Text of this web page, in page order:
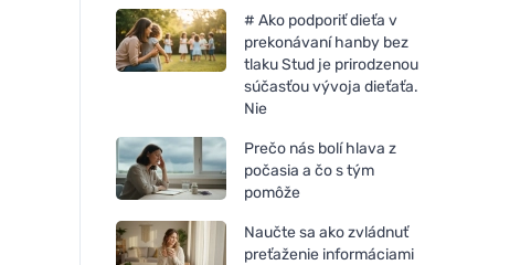
# Ako podporiť dieťa v
prekonávaní hanby bez
tlaku Stud je prirodzenou
súčasťou vývoja dieťaťa.
Nie
Prečo nás bolí hlava z
počasia a čo s tým
pomôže
Naučte sa ako zvládnuť
preťaženie informáciami